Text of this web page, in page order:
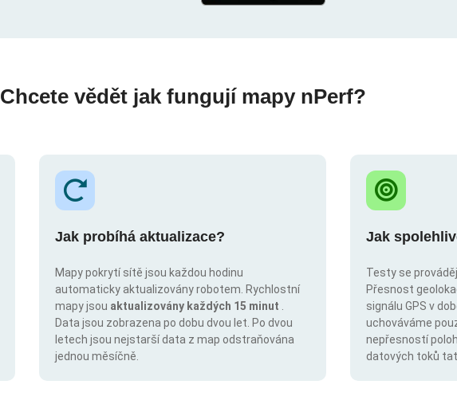
Chcete vědět jak fungují mapy nPerf?
Jak probíhá aktualizace?
Mapy pokrytí sítě jsou každou hodinu
automaticky aktualizovány robotem. Rychlostní
mapy jsou aktualizovány každých 15 minut
Data jsou zobrazena po dobu dvou let. Po dvou
letech jsou nejstarší data z map odstraňována
jednou měsíčně.
Jak
Testy se
Přesnost
signálu GPS v
uchováváme
nepřesností
datových toků